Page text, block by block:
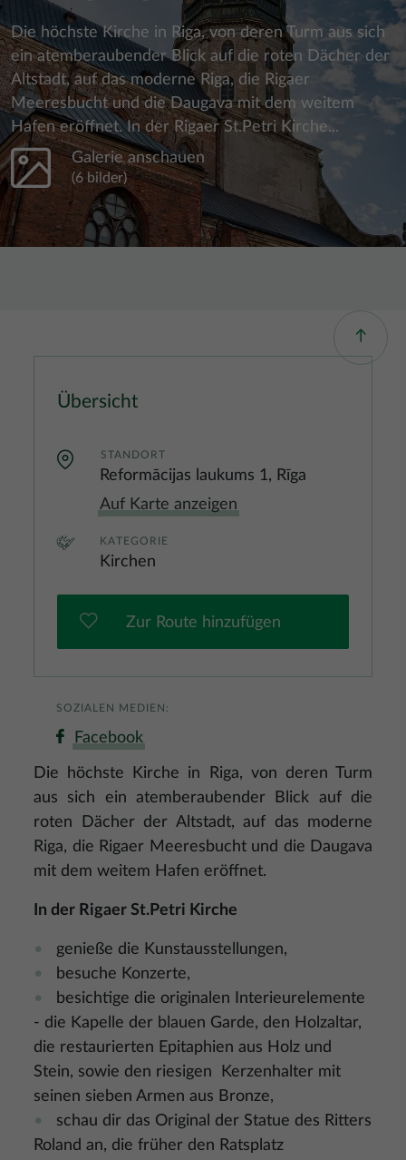
Die höchste Kirche in Riga, von deren Turm aus sich
ein atemberaubender Blick auf die roten Dächer der
Altstadt, auf das moderne Riga, die Rigaer
Meeresbucht und die Daugava mit dem weitem
Hafen eröffnet. In der Rigaer St.Petri Kirche...
Galerie anschauen
(6 bilder)
Die höchste Kirche in Riga, von deren Turm
aus sich ein atemberaubender Blick auf die
roten Dächer der Altstadt, auf das moderne
Riga, die Rigaer Meeresbucht und die Daugava
mit dem weitem Hafen eröffnet.
In der Rigaer St.Petri Kirche
genieße die Kunstausstellungen,
besuche Konzerte,
besichtige die originalen Interieurelemente
- die Kapelle der blauen Garde, den Holzaltar,
die restaurierten Epitaphien aus Holz und
Stein, sowie den riesigen Kerzenhalter mit
seinen sieben Armen aus Bronze,
schau dir das Original der Statue des Ritters
Roland an, die früher den Ratsplatz
Übersicht
STANDORT
Reformācijas laukums 1, Rīga
Auf Karte anzeigen
KATEGORIE
Kirchen
Zur Route hinzufügen
SOZIALEN MEDIEN:
Facebook